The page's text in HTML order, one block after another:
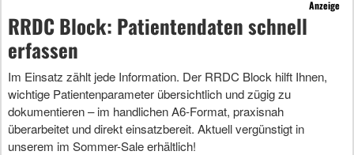
Anzeige
RRDC Block: Patientendaten schnell
erfassen
Im Einsatz zählt jede Information. Der RRDC Block hilft Ihnen,
wichtige Patientenparameter übersichtlich und zügig zu
dokumentieren – im handlichen A6-Format, praxisnah
überarbeitet und direkt einsatzbereit. Aktuell vergünstigt in
unserem im Sommer-Sale erhältlich!